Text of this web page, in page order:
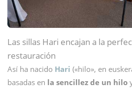
Las sillas Hari encajan a la
restauración
Así ha nacido Hari («hilo», en
basadas en la sencillez de un hilo